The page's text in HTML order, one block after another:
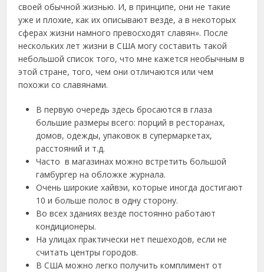
своей обычной жизнью. И, в принципе, они не такие
уже и плохие, как их описывают везде, а в некоторых
сферах жизни намного превосходят славян». После
нескольких лет жизни в США могу составить такой
небольшой список того, что мне кажется необычным в
этой стране, того, чем они отличаются или чем
похожи со славянами.
В первую очередь здесь бросаются в глаза
большие размеры всего: порций в ресторанах,
домов, одежды, упаковок в супермаркетах,
расстояний и т.д.
Часто в магазинах можно встретить большой
гамбургер на обложке журнала.
Очень широкие хайвэи, которые иногда достигают
10 и больше полос в одну сторону.
Во всех зданиях везде постоянно работают
кондиционеры.
На улицах практически нет пешеходов, если не
считать центры городов.
В США можно легко получить комплимент от